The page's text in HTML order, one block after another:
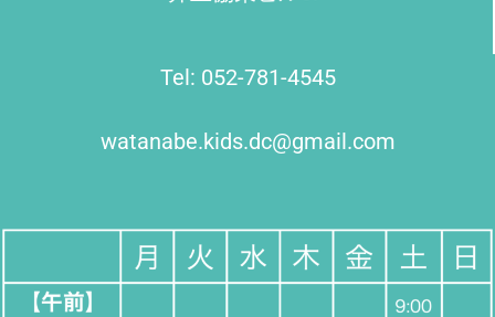
Tel: 052-781-4545
watanabe.kids.dc@gmail.com